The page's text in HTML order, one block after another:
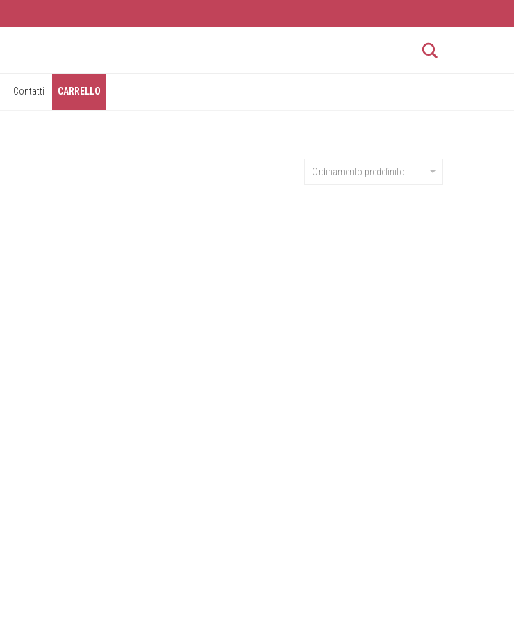
Contatti CARRELLO
Ordinamento predefinito